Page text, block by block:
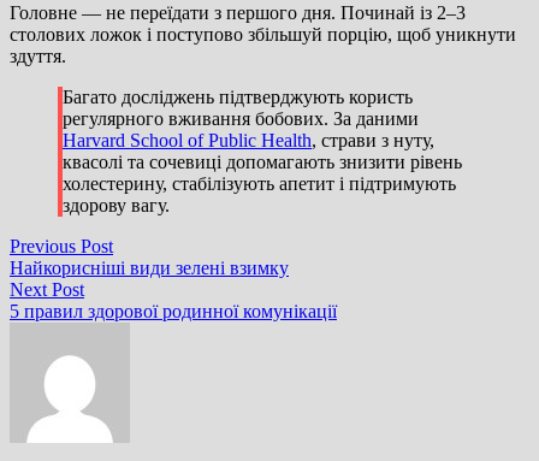
Головне — не переїдати з першого дня. Починай із 2–3
столових ложок і поступово збільшуй порцію, щоб уникнути
здуття.
Багато досліджень підтверджують користь
регулярного вживання бобових. За даними
Harvard School of Public Health, страви з нуту,
квасолі та сочевиці допомагають знизити рівень
холестерину, стабілізують апетит і підтримують
здорову вагу.
Навігація
записів
Previous PostPrevious
post:
Найкорисніші види зелені взимку
Next PostNext
post:
5 правил здорової родинної комунікації